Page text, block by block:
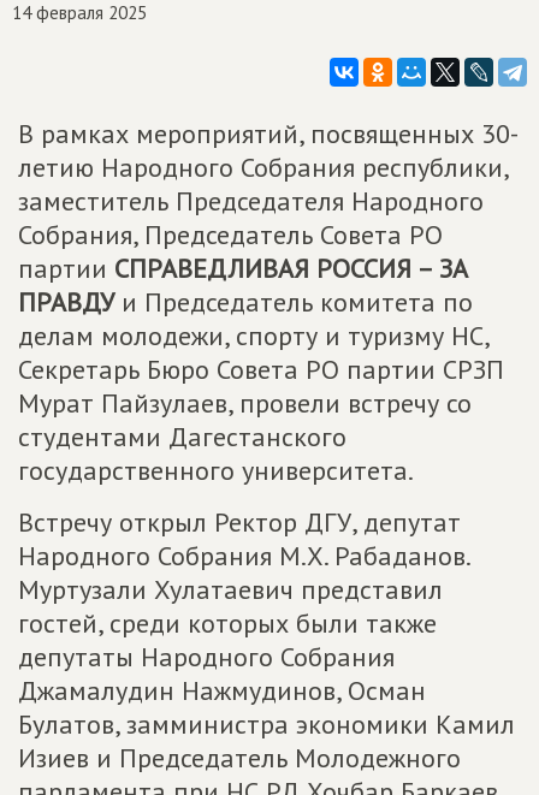
14 февраля 2025
В рамках мероприятий, посвященных 30-
летию Народного Собрания республики,
заместитель Председателя Народного
Собрания, Председатель Совета РО
партии СПРАВЕДЛИВАЯ РОССИЯ – ЗА
ПРАВДУи Председатель комитета по
делам молодежи, спорту и туризму НС,
Секретарь Бюро Совета РО партии СРЗП
Мурат Пайзулаев, провели встречу со
студентами Дагестанского
государственного университета.
Встречу открыл Ректор ДГУ, депутат
Народного Собрания М.Х. Рабаданов.
Муртузали Хулатаевич представил
гостей, среди которых были также
депутаты Народного Собрания
Джамалудин Нажмудинов, Осман
Булатов, замминистра экономики Камил
Изиев и Председатель Молодежного